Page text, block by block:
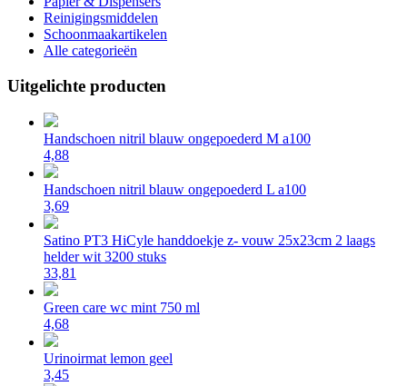
Reinigingsmiddelen
Schoonmaakartikelen
Alle categorieën
Uitgelichte producten
Handschoen nitril blauw ongepoederd M a100
4,88
Handschoen nitril blauw ongepoederd L a100
3,69
Satino PT3 HiCyle handdoekje z- vouw 25x23cm 2 laags
helder wit 3200 stuks
33,81
Green care wc mint 750 ml
4,68
Urinoirmat lemon geel
3,45